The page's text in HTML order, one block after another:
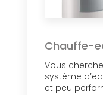
Chauffe-
Vous
système
et peu